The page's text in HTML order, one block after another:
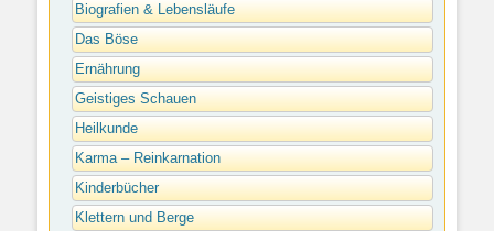
Biografien & Lebensläufe
Das Böse
Ernährung
Geistiges Schauen
Heilkunde
Karma – Reinkarnation
Kinderbücher
Klettern und Berge